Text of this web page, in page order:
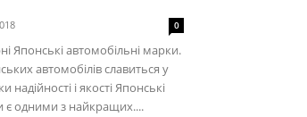
0
Японські автомобільні марки.
автомобілів славиться у
надійності і якості Японські
є одними з найкращих....